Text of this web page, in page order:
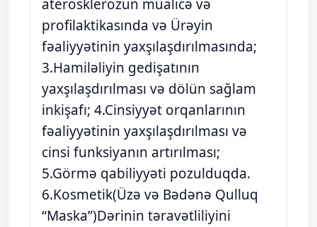
aterosklerozun müalicə və
profilaktikasında və Ürəyin
fəaliyyətinin yaxşılaşdırılmasında;
3.Hamiləliyin gedişatının
yaxşılaşdırılması və dölün sağlam
inkişafı; 4.Cinsiyyət orqanlarının
fəaliyyətinin yaxşılaşdırılması və
cinsi funksiyanın artırılması;
5.Görmə qabiliyyəti pozulduqda.
6.Kosmetik(Üzə və Bədənə Qulluq
“Maska”)Dərinin təravətliliyini